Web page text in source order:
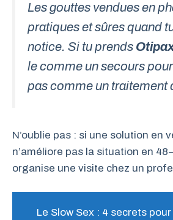
Les gouttes vendues en
pratiques et sûres quand
notice. Si tu prends
le comme un secours
pas comme un traitement
N’oublie pas : si une solution en
n’améliore pas la situation en
organise une visite chez un
Le Slow Sex : 4 secrets